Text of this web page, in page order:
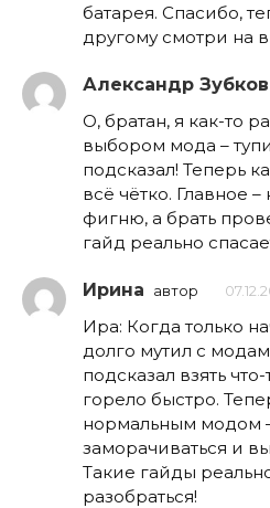
батарея. Спасибо,
другому смотри на
Александр Зубков
О, братан, я как-то
выбором мода –
подсказал! Теперь
всё чётко. Главное
фигню, а брать
гайд реально
Ирина автор
Ира: Когда только
долго мутил с
подсказал взять
горело быстро.
нормальным модом
заморачиваться и
Такие гайды
разобраться!